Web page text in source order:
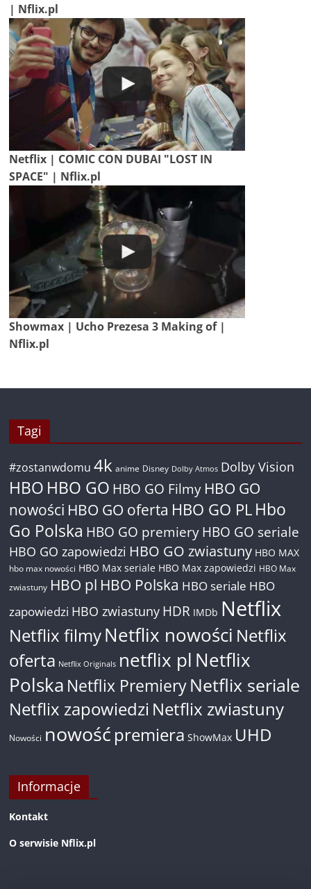
| Nflix.pl
Netflix | COMIC CON DUBAI "LOST IN
SPACE" | Nflix.pl
Showmax | Ucho Prezesa 3 Making of |
Nflix.pl
Tagi
#zostanwdomu 4k anime Disney Dolby Atmos Dolby Vision
HBO HBO GO HBO GO Filmy HBO GO
nowości HBO GO oferta HBO GO PL Hbo
Go Polska HBO GO premiery HBO GO seriale
HBO GO zapowiedzi HBO GO zwiastuny HBO MAX
hbo max nowości HBO Max seriale HBO Max zapowiedzi HBO Max
zwiastuny HBO pl HBO Polska HBO seriale HBO
zapowiedzi HBO zwiastuny HDR IMDb Netflix
Netflix filmyNetflix nowości Netflix
oferta Netflix Originals netflix pl Netflix
Polska Netflix PremieryNetflix seriale
Netflix zapowiedzi Netflix zwiastuny
Nowości nowość premiera ShowMax UHD
Informacje
Kontakt
O serwisie Nflix.pl